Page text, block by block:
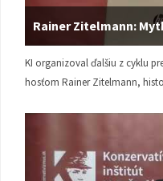
Rainer Zitelmann:
KI organizoval ďalšiu z cyklu
hosťom Rainer Zitelmann,